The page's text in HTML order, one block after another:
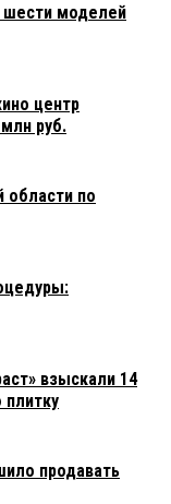
шести моделей
центр
руб.
области по
взыскали 14
плитку
продавать